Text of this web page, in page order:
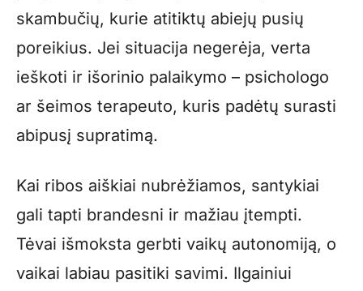
skambučių, kurie atitiktų abiejų pusių
poreikius. Jei situacija negerėja, verta
ieškoti ir išorinio palaikymo – psichologo
ar šeimos terapeuto, kuris padėtų surasti
abipusį supratimą.
Kai ribos aiškiai nubrėžiamos, santykiai
gali tapti brandesni ir mažiau įtempti.
Tėvai išmoksta gerbti vaikų autonomiją, o
vaikai labiau pasitiki savimi. Ilgainiui